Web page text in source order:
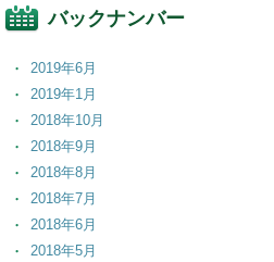
バックナンバー
2019年6月
2019年1月
2018年10月
2018年9月
2018年8月
2018年7月
2018年6月
2018年5月